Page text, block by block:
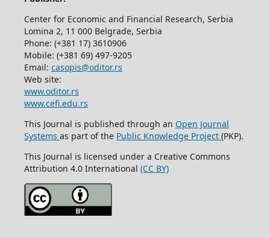
Center for Economic and Financial Research, Serbia
Lomina 2, 11 000 Belgrade, Serbia
Phone: (+381 17) 3610906
Mobile: (+381 69) 497-9205
Email: casopis@oditor.rs
Web site:
www.oditor.rs
www.cefi.edu.rs
This Journal is published through an Open Journal
Systems as part of the Public Knowledge Project (PKP).
This Journal is licensed under a Creative Commons
Attribution 4.0 International (CC BY)